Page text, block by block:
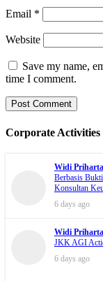
Email *
Website
Save my name,
time I comment.
Corporate Activities
Widi
Berbasis
Konsultan
6 days ago
Widi
JKK AGI
6 days ago